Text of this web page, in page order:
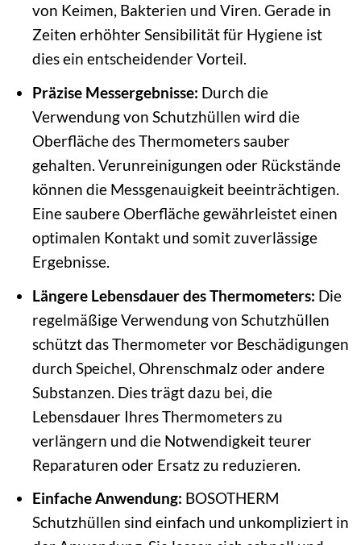
von Keimen, Bakterien und Viren. Gerade in
Zeiten erhöhter Sensibilität für Hygiene ist
dies ein entscheidender Vorteil.
Präzise Messergebnisse: Durch die
Verwendung von Schutzhüllen wird die
Oberfläche des Thermometers sauber
gehalten. Verunreinigungen oder Rückstände
können die Messgenauigkeit beeinträchtigen.
Eine saubere Oberfläche gewährleistet einen
optimalen Kontakt und somit zuverlässige
Ergebnisse.
Längere Lebensdauer des Thermometers: Die
regelmäßige Verwendung von Schutzhüllen
schützt das Thermometer vor Beschädigungen
durch Speichel, Ohrenschmalz oder andere
Substanzen. Dies trägt dazu bei, die
Lebensdauer Ihres Thermometers zu
verlängern und die Notwendigkeit teurer
Reparaturen oder Ersatz zu reduzieren.
Einfache Anwendung: BOSOTHERM
Schutzhüllen sind einfach und unkompliziert in